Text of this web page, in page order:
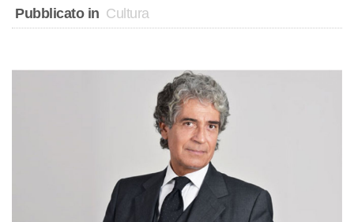
Pubblicato in Cultura